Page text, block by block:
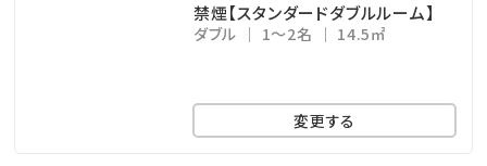
＼ホテルからのお知らせ／
期間 3月28日（土）～10月31日（土）
禁煙【スタンダードダブルルーム】
ダブル 1～2名 14.5㎡
変更する